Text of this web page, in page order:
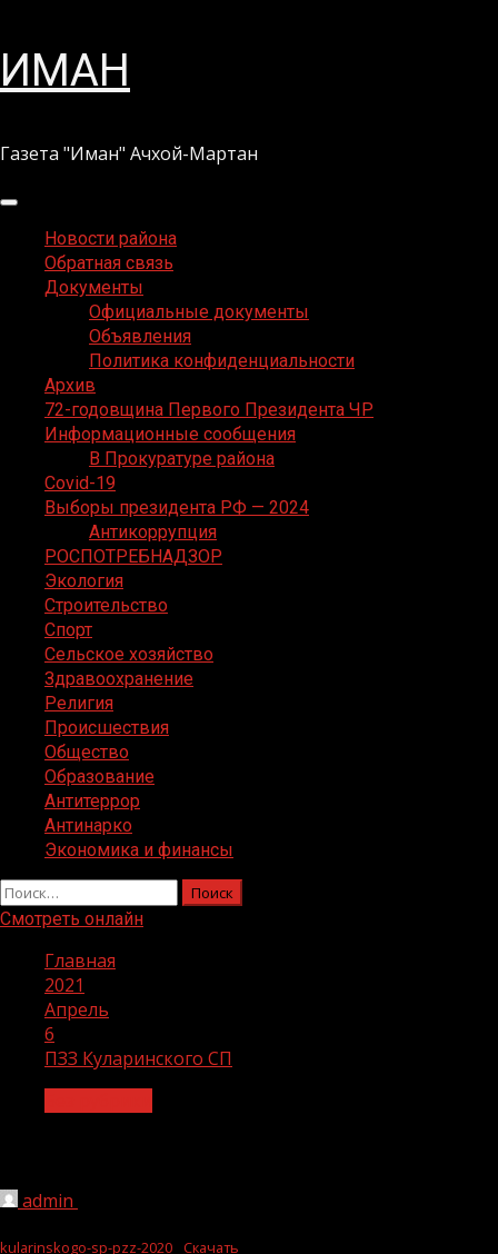
Перейти
кИМАН
Газета "Иман" Ачхой-Мартан
Основное
менюНовости района
Обратная связь
Документы
Официальные документы
Объявления
Политика конфиденциальности
Архив
72-годовщина Первого Президента ЧР
Информационные сообщения
В Прокуратуре района
Covid-19
Выборы президента РФ — 2024
Антикоррупция
РОСПОТРЕБНАДЗОР
Экология
Строительство
Спорт
Сельское хозяйство
Здравоохранение
Религия
Происшествия
Общество
Образование
Антитеррор
Антинарко
Экономика и финансы
Найти:
Смотреть онлайн
Главная
2021
Апрель
6
ПЗЗ Куларинского СП
admin
kularinskogo-sp-pzz-2020 Скачать